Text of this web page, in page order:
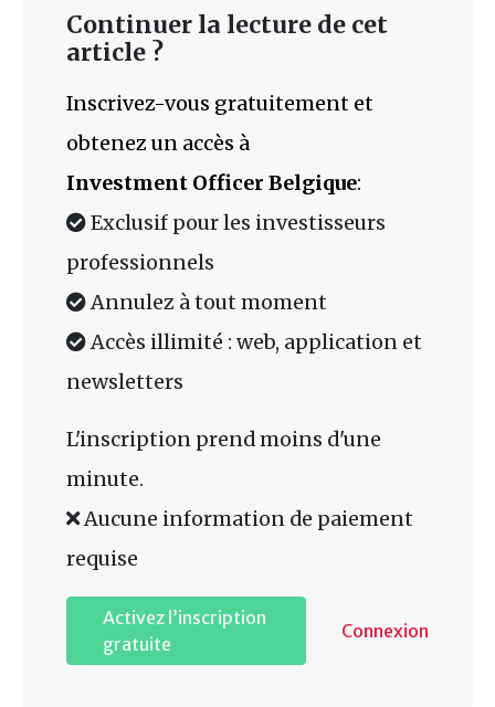
Continuer la lecture de cet
article ?
Inscrivez-vous gratuitement et
obtenez un accès à
Investment Officer Belgique:
Exclusif pour les investisseurs
professionnels
Annulez à tout moment
Accès illimité : web, application et
newsletters
L'inscription prend moins d'une
minute.
Aucune information de paiement
requise
Activez l’inscription
gratuite
Connexion